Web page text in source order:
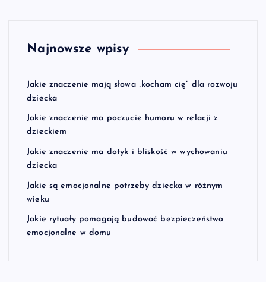
Najnowsze wpisy
Jakie znaczenie mają słowa „kocham cię” dla rozwoju
dziecka
Jakie znaczenie ma poczucie humoru w relacji z
dzieckiem
Jakie znaczenie ma dotyk i bliskość w wychowaniu
dziecka
Jakie są emocjonalne potrzeby dziecka w różnym
wieku
Jakie rytuały pomagają budować bezpieczeństwo
emocjonalne w domu